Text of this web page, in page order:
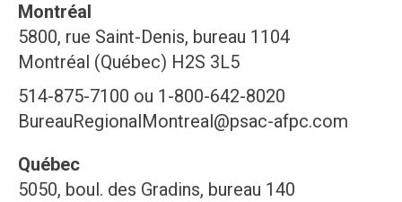
Montréal
5800, rue Saint-Denis, bureau 1104
Montréal (Québec) H2S 3L5
514-875-7100 ou 1-800-642-8020
BureauRegionalMontreal@psac-afpc.com
Québec
5050, boul. des Gradins, bureau 140